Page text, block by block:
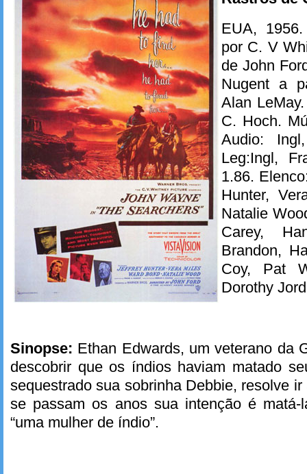
EUA,
por C. V
de John
Nugent a
Alan
C. Hoch.
Audio:
Leg:Ingl,
1.86.
Hunter,
Natalie
Carey,
Brandon,
Coy, Pat
Dorothy
Sinopse: Ethan Edwards, um veterano da
descobrir que os índios haviam matado
sequestrado sua sobrinha Debbie, resolve
se passam os anos sua intenção é
“uma mulher de índio”.